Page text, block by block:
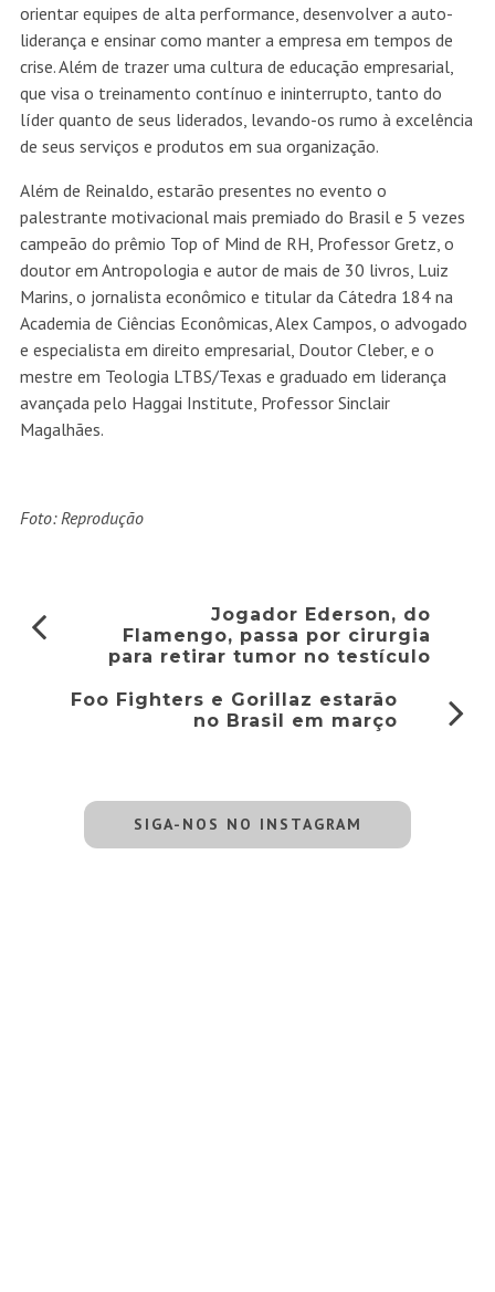
orientar equipes de alta performance, desenvolver a auto-
liderança e ensinar como manter a empresa em tempos de
crise. Além de trazer uma cultura de educação empresarial,
que visa o treinamento contínuo e ininterrupto, tanto do
líder quanto de seus liderados, levando-os rumo à excelência
de seus serviços e produtos em sua organização.
Além de Reinaldo, estarão presentes no evento o
palestrante motivacional mais premiado do Brasil e 5 vezes
campeão do prêmio Top of Mind de RH, Professor Gretz, o
doutor em Antropologia e autor de mais de 30 livros, Luiz
Marins, o jornalista econômico e titular da Cátedra 184 na
Academia de Ciências Econômicas, Alex Campos, o advogado
e especialista em direito empresarial, Doutor Cleber, e o
mestre em Teologia LTBS/Texas e graduado em liderança
avançada pelo Haggai Institute, Professor Sinclair
Magalhães.
Foto: Reprodução
Jogador Ederson, do
Flamengo, passa por cirurgia
para retirar tumor no testículo
Foo Fighters e Gorillaz estarão
no Brasil em março
SIGA-NOS NO INSTAGRAM